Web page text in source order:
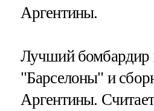
Аргентины.
Лучший бомбардир
"Барселоны" и
Аргентины.